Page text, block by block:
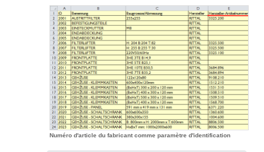
Numéro d'article du fabricant comme paramètre d'identification